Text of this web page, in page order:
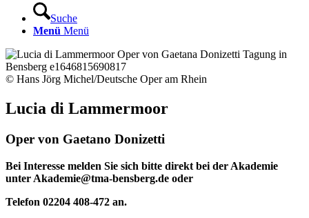
Suche
Menü Menü
© Hans Jörg Michel/Deutsche Oper am Rhein
Lucia di Lammermoor
Oper von Gaetano Donizetti
Bei Interesse melden Sie sich bitte direkt bei der Akademie
unter Akademie@tma-bensberg.de oder
Telefon 02204 408-472 an.